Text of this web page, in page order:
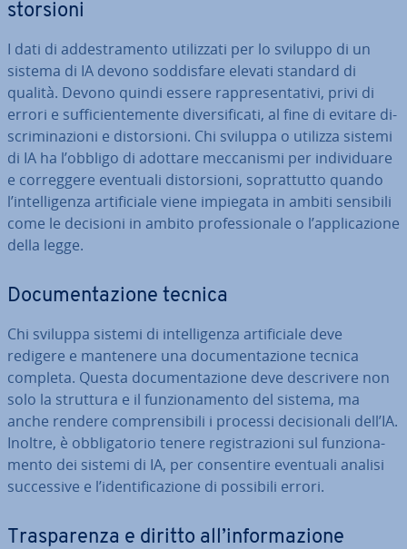
stor­sio­ni
I dati di ad­de­stra­men­to uti­liz­za­ti per lo sviluppo di un
sistema di IA devono sod­di­sfa­re elevati standard di
qualità. Devono quindi essere rap­pre­sen­ta­ti­vi, privi di
errori e suf­fi­cien­te­men­te di­ver­si­fi­ca­ti, al fine di evitare di­
scri­mi­na­zio­ni e di­stor­sio­ni. Chi sviluppa o utilizza sistemi
di IA ha l’obbligo di adottare mec­ca­ni­smi per in­di­vi­dua­re
e cor­reg­ge­re eventuali di­stor­sio­ni, so­prat­tut­to quando
l’in­tel­li­gen­za ar­ti­fi­cia­le viene impiegata in ambiti sensibili
come le decisioni in ambito pro­fes­sio­na­le o l’ap­pli­ca­zio­ne
della legge.
Do­cu­men­ta­zio­ne tecnica
Chi sviluppa sistemi di in­tel­li­gen­za ar­ti­fi­cia­le deve
redigere e mantenere una do­cu­men­ta­zio­ne tecnica
completa. Questa do­cu­men­ta­zio­ne deve de­scri­ve­re non
solo la struttura e il fun­zio­na­men­to del sistema, ma
anche rendere com­pren­si­bi­li i processi de­ci­sio­na­li dell’IA.
Inoltre, è ob­bli­ga­to­rio tenere re­gi­stra­zio­ni sul fun­zio­na­
men­to dei sistemi di IA, per con­sen­ti­re eventuali analisi
suc­ces­si­ve e l’iden­ti­fi­ca­zio­ne di possibili errori.
Tra­spa­ren­za e diritto all’in­for­ma­zio­ne